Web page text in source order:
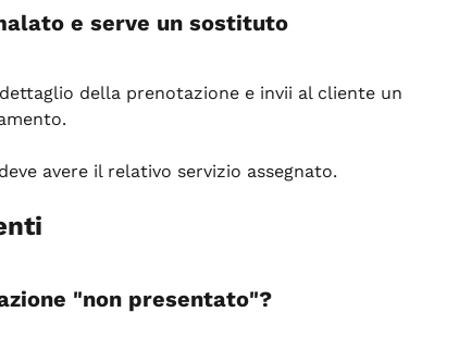
e serve un sostituto
della prenotazione e invii al cliente un
avere il relativo servizio assegnato.
"non presentato"?